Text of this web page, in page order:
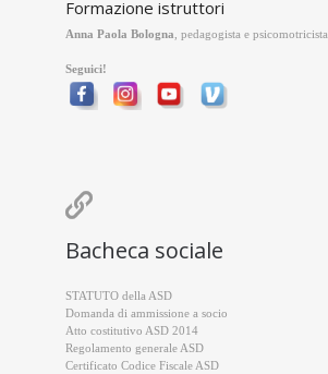
Formazione istruttori
Anna Paola Bologna , pedagogista e psicomotricista
Seguici!

Bacheca sociale
STATUTO della ASD
Domanda di ammissione a socio
Atto costitutivo ASD 2014
Regolamento generale ASD
Certificato Codice Fiscale ASD